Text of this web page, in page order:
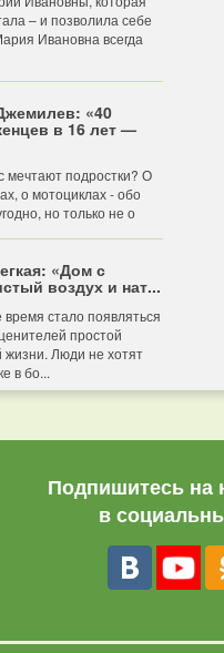
– и позволила себе
Ивановна всегда
«40
в 16 лет —
мечтают подростки? О
о мотоциклах - обо
но только не о
«Дом с
воздух и нат...
стало появляться
простой
жизни. Люди не хотят
в бо...
Подпишитесь на
в